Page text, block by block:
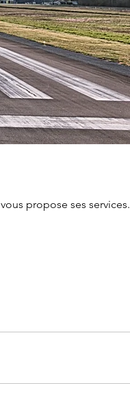
vous propose ses services.